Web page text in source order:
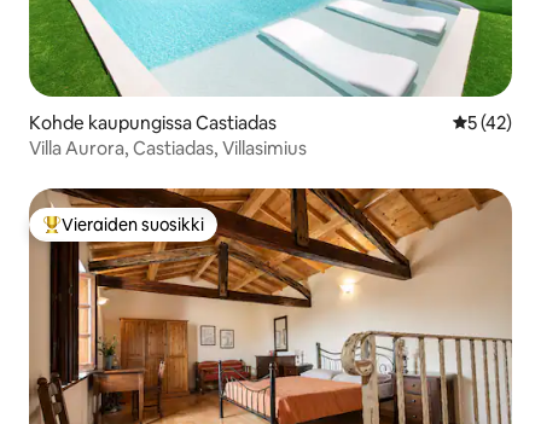
Kohde kaupungissa Castiadas
5 (42)
Villa Aurora, Castiadas, Villasimius
Vieraiden suosikkien parhaimmistoa
Vieraiden suosikki